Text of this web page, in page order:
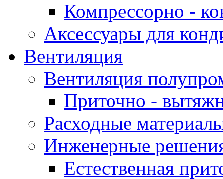
Компрессорно -
Аксессуары для
Вентиляция
Вентиляция
Приточно -
Расходные
Инженерные
Естественная